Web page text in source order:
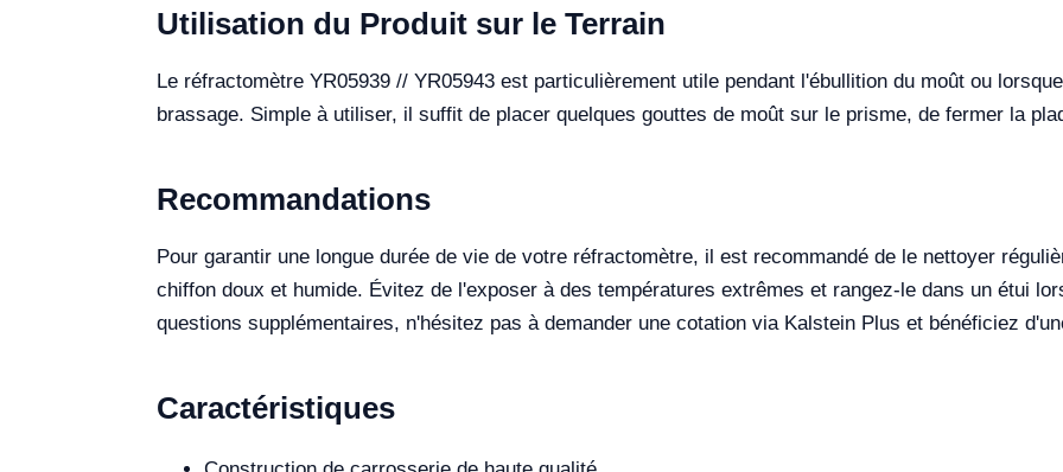
Utilisation du Produit sur le Terrain
Le réfractomètre YR05939 // YR05943 est particulièrement utile pendant l'ébullition du moût ou
brassage. Simple à utiliser, il suffit de placer quelques gouttes de moût sur le prisme, de fermer la
Recommandations
Pour garantir une longue durée de vie de votre réfractomètre, il est recommandé de le nettoyer
chiffon doux et humide. Évitez de l'exposer à des températures extrêmes et rangez-le dans un étui
questions supplémentaires, n'hésitez pas à demander une cotation via Kalstein Plus et bénéficiez
Caractéristiques